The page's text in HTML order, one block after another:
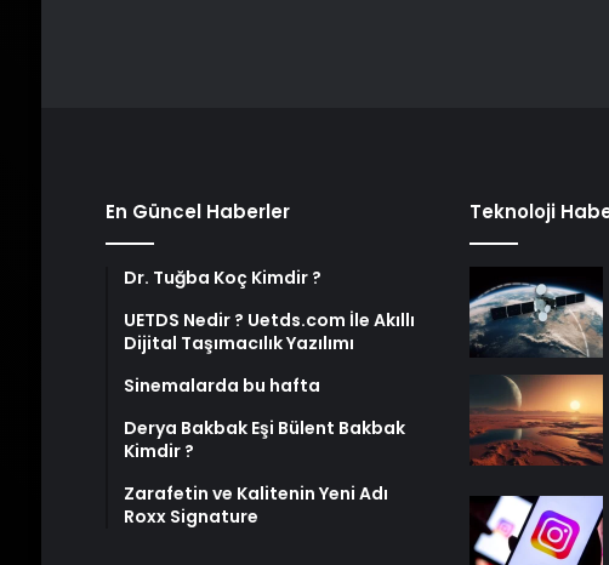
En Güncel Haberler
Dr. Tuğba Koç Kimdir ?
UETDS Nedir ? Uetds.com İle Akıllı
Dijital Taşımacılık Yazılımı
Sinemalarda bu hafta
Derya Bakbak Eşi Bülent Bakbak
Kimdir ?
Zarafetin ve Kalitenin Yeni Adı
Roxx Signature
Teknoloji